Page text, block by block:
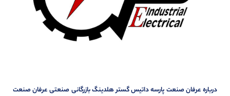
درباره عرفان صنعت پارسه داتیس گستر هلدینگ بازرگانی صنعتی عرفان صنعت